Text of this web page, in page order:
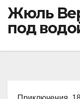
Жюль
под